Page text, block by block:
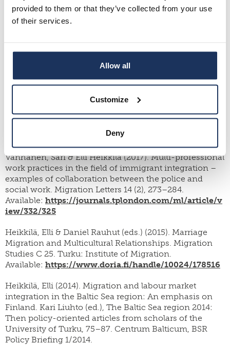
provided to them or that they’ve collected from your use
of their services.
Allow all
Customize
Deny
Borsch, Anne Sofie, Christopher Jamil de Montgomery,
Karl Gauffin, Ketil Eide, Elli Heikkilä & Signe Smith
A Systematic Review. Scandinavian Journal of Public
Health, 1–13. Sage Journals.
https://journals.sagepub.com/doi/10.1177/1
403494818787099
Heikkilä, Elli (ed.) (2017). Immigrants and the labour
markets. Experiences from abroad and Finland.
https://www.doria.fi/handle/10024/178081
Vanhanen, Sari & Elli Heikkilä (2017). Multi-professional
work practices in the field of immigrant integration –
examples of collaboration between the police and
social work. Migration Letters 14 (2), 273–284.
Available: https://journals.tplondon.com/ml/article/v
iew/332/325
Heikkilä, Elli & Daniel Rauhut (eds.) (2015). Marriage
Migration and Multicultural Relationships. Migration
Studies C 25. Turku: Institute of Migration.
Available: https://www.doria.fi/handle/10024/178516
Heikkilä, Elli (2014). Migration and labour market
integration in the Baltic Sea region: An emphasis on
Finland. Kari Liuhto (ed.), The Baltic Sea region 2014:
Then policy-oriented articles from scholars of the
University of Turku, 75–87. Centrum Balticum, BSR
Policy Briefing 1/2014.